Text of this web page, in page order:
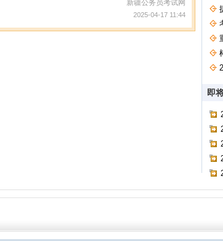
新疆公务员考试网
2025-04-17 11:44
即